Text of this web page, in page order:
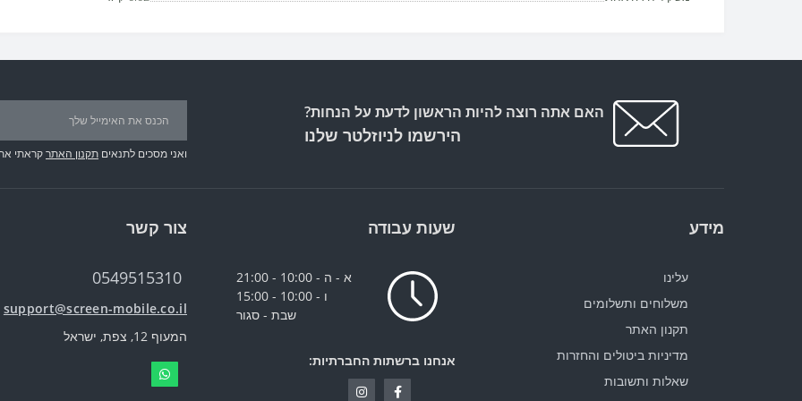
האם אתה רוצה להיות הראשון לדעת על הנחות?
הירשמו לניוזלטר שלנו
ואני מסכים לתנאים תקנון האתרקראתי
מידע
עלינו
משלוחים ותשלומים
תקנון האתר
מדיניות ביטולים והחזרות
שאלות ותשובות
שעות עבודה
א - ה - 10:00 - 21:00
ו - 10:00 - 15:00
שבת - סגור
אנחנו ברשתות החברתיות:
צור קשר
0549515310
support@screen-mobile.co.il
המעוף 12, צפת, ישראל